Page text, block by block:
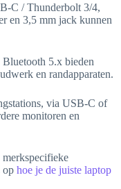
C / Thunderbolt 3/4,
en 3,5 mm jack kunnen
Bluetooth 5.x bieden
en randapparaten.
via USB-C of
monitoren en
op hoe je de juiste laptop